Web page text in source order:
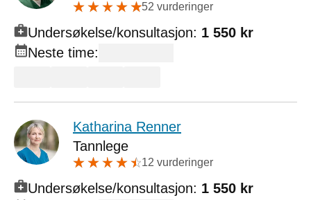
52 vurderinger
Undersøkelse/konsultasjon: 1 550 kr
Neste time:
Katharina Renner
Tannlege
12 vurderinger
Undersøkelse/konsultasjon: 1 550 kr